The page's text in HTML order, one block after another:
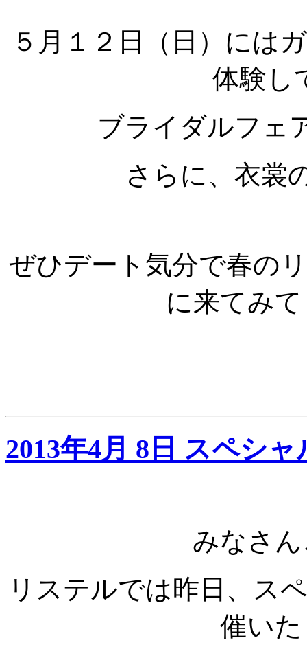
５月１２日（日）には
体験し
ブライダルフェ
さらに、衣裳
ぜひデート気分で春の
に来てみ
2013年4月 8日 スペシ
みなさ
リステルでは昨日、ス
催い